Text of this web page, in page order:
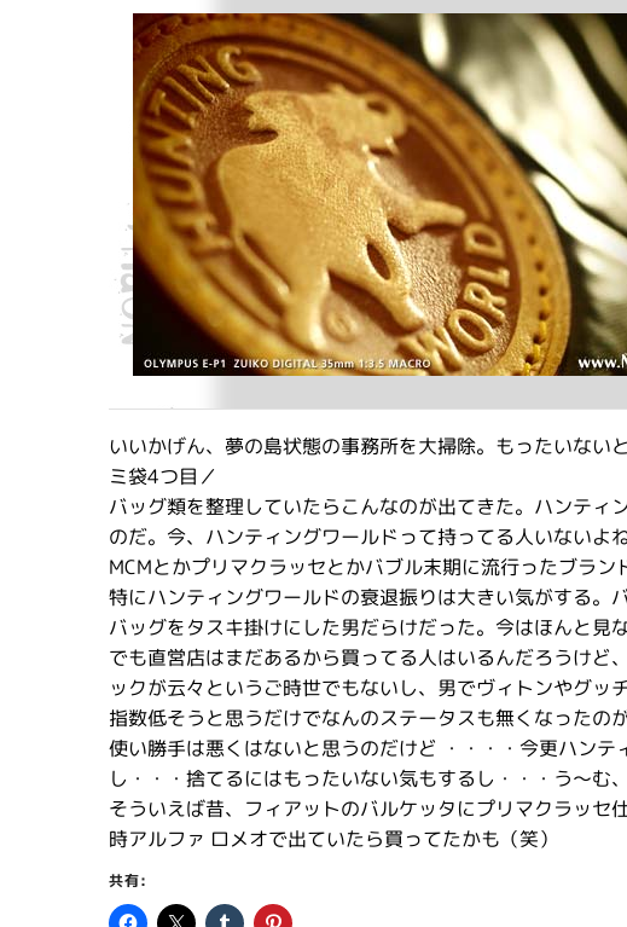
いいかげん、夢の島状態の事務所を大掃除。もったいな
ミ袋4つ目／
バッグ類を整理していたらこんなのが出てきた。ハンテ
のだ。今、ハンティングワールドって持ってる人いないよ
MCMとかプリマクラッセとかバブル末期に流行ったブラ
特にハンティングワールドの衰退振りは大きい気がする
バッグをタスキ掛けにした男だらけだった。今はほんと見な
でも直営店はまだあるから買ってる人はいるんだろうけ
ックが云々というご時世でもないし、男でヴィトンやグ
指数低そうと思うだけでなんのステータスも無くなったの
使い勝手は悪くはないと思うのだけど ・・・・今更ハン
し・・・捨てるにはもったいない気もするし・・・う〜む
そういえば昔、フィアットのバルケッタにプリマクラッ
時アルファ ロメオで出ていたら買ってたかも（笑）
共有: